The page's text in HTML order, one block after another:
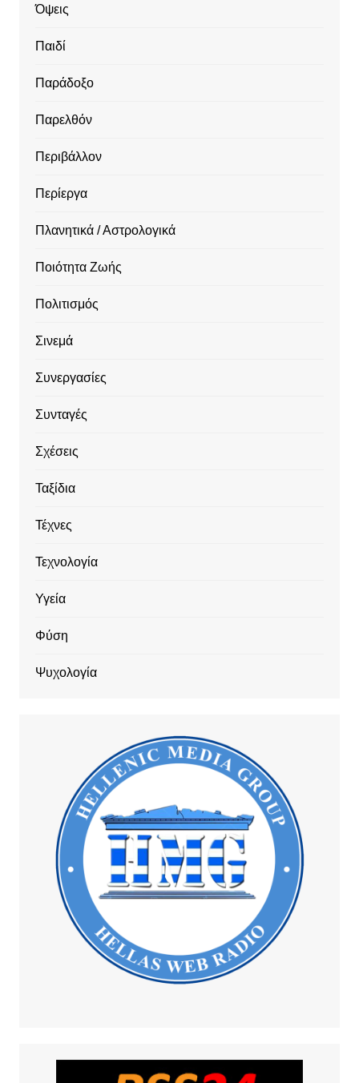
Όψεις
Παιδί
Παράδοξο
Παρελθόν
Περιβάλλον
Περίεργα
Πλανητικά / Αστρολογικά
Ποιότητα Ζωής
Πολιτισμός
Σινεμά
Συνεργασίες
Συνταγές
Σχέσεις
Ταξίδια
Τέχνες
Τεχνολογία
Υγεία
Φύση
Ψυχολογία